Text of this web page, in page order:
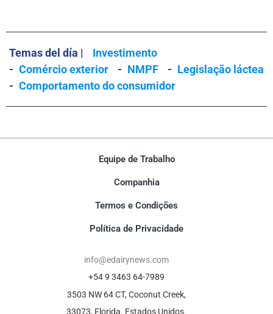
Temas del día |
Investimento
- Comércio exterior - NMPF - Legislação láctea
- Comportamento do consumidor
Equipe de Trabalho
Companhia
Termos e Condições
Política de Privacidade
info@edairynews.com
+54 9 3463 64-7989
3503 NW 64 CT, Coconut Creek,
33073, Florida. Estados Unidos.